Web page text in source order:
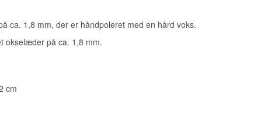
ca. 1,8 mm, der er håndpoleret med en hård voks.
okselæder på ca. 1,8 mm.
cm